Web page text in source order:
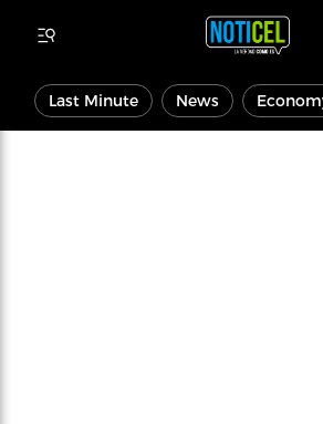
Last Minute News